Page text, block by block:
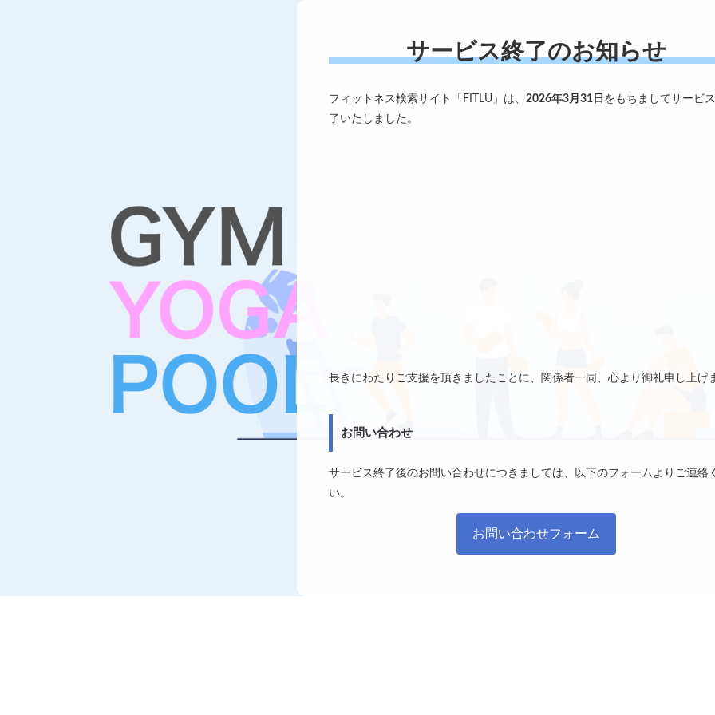
サービス終了のお知らせ
フィットネス検索サイト「FITLU」は、 2026年3月31日 をもちましてサービ
了いたしました。
長きにわたりご支援を頂きましたことに、関係者一同、心より御礼申し上げ
お問い合わせ
サービス終了後のお問い合わせにつきましては、以下のフォームよりご連絡
い。
お問い合わせフォーム